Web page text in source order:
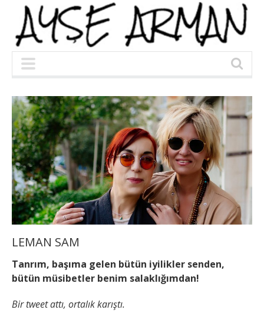
LEMAN SAM
Tanrım, başıma gelen bütün iyilikler senden,
bütün müsibetler benim salaklığımdan!
Bir tweet attı, ortalık karıştı.